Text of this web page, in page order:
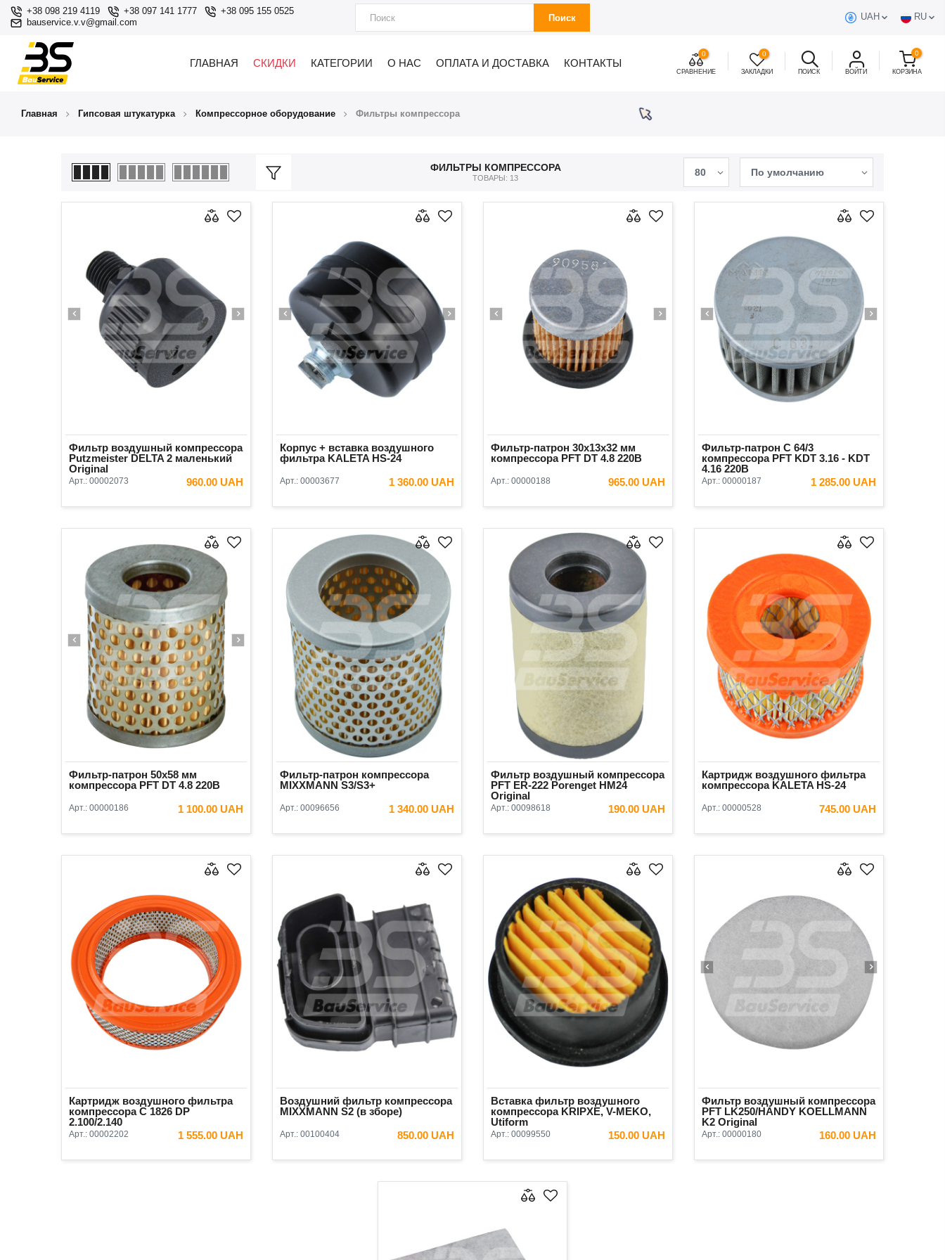
+38 098 219 4119 +38 097 141 1777
+38 095 155 0525
bauservice.v.v@gmail.com
Поиск UAH RU
ГЛАВНАЯ СКИДКИ КАТЕГОРИИ О НАС ОПЛАТА И ДОСТАВКА КОНТАКТЫ
0
СРАВНЕНИЕ
0
ЗАКЛАДКИ ПОИСК ВОЙТИ
0
КОРЗИНА
Главная Гипсовая штукатурка Компрессорное оборудование Фильтры компрессора
ФИЛЬТРЫ КОМПРЕССОРА
ТОВАРЫ: 13 80 По умолчанию
Фильтр воздушный компрессора
Putzmeister DELTA 2 маленький
Original
Арт.: 00002073 960.00 UAH
В КОРЗИНУ
Корпус + вставка воздушного
фильтра KALETA HS-24
Арт.: 00003677 1 360.00 UAH
В КОРЗИНУ
Фильтр-патрон 30x13x32 мм
компрессора PFT DT 4.8 220В
Арт.: 00000188 965.00 UAH
В КОРЗИНУ
Фильтр-патрон С 64/3
компрессора PFT KDT 3.16 - KDT
4.16 220В
Арт.: 00000187 1 285.00 UAH
В КОРЗИНУ
Фильтр-патрон 50x58 мм
компрессора PFT DT 4.8 220В
Арт.: 00000186 1 100.00 UAH
В КОРЗИНУ
Фильтр-патрон компрессора
MIXXMANN S3/S3+
Арт.: 00096656 1 340.00 UAH
В КОРЗИНУ
Фильтр воздушный компрессора
PFT ER-222 Porenget HM24
Original
Арт.: 00098618 190.00 UAH
В КОРЗИНУ
Картридж воздушного фильтра
компрессора KALETA HS-24
Арт.: 00000528 745.00 UAH
В КОРЗИНУ
Картридж воздушного фильтра
компрессора C 1826 DP
2.100/2.140
Арт.: 00002202 1 555.00 UAH
В КОРЗИНУ
Воздушний фильтр компрессора
MIXXMANN S2 (в зборе)
Арт.: 00100404 850.00 UAH
В КОРЗИНУ
Вставка фильтр воздушного
компрессора KRIPXE, V-MEKO,
Utiform
Арт.: 00099550 150.00 UAH
В КОРЗИНУ
Фильтр воздушный компрессора
PFT LK250/HANDY KOELLMANN
K2 Original
Арт.: 00000180 160.00 UAH
В КОРЗИНУ